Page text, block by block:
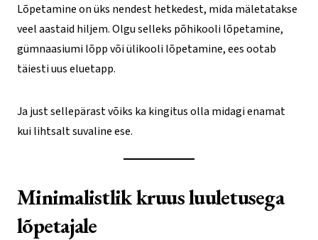
Lõpetamine on üks nendest hetkedest, mida mäletatakse
veel aastaid hiljem. Olgu selleks põhikooli lõpetamine,
gümnaasiumi lõpp või ülikooli lõpetamine, ees ootab
täiesti uus eluetapp.
Ja just sellepärast võiks ka kingitus olla midagi enamat
kui lihtsalt suvaline ese.
Minimalistlik kruus luuletusega
lõpetajale